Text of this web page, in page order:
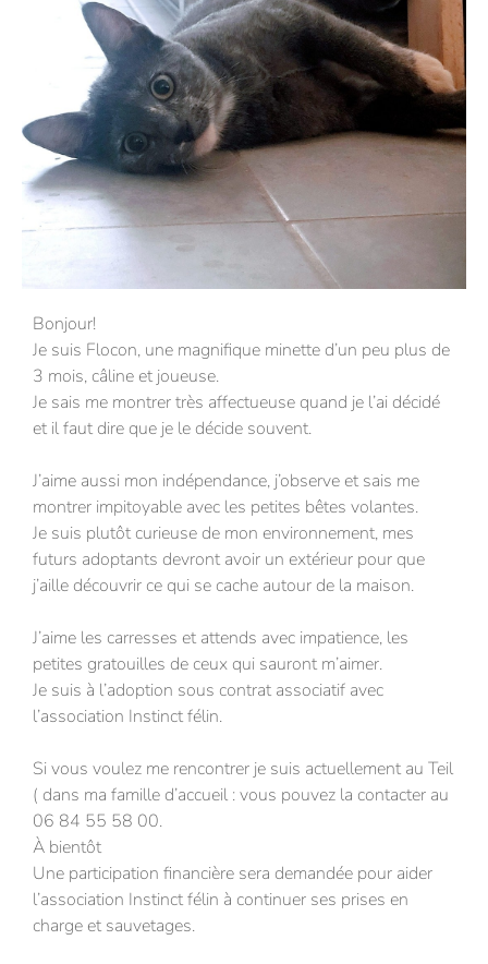
Bonjour!
Je suis Flocon, une magnifique minette d’un peu plus de
3 mois, câline et joueuse.
Je sais me montrer très affectueuse quand je l’ai décidé
et il faut dire que je le décide souvent.
J’aime aussi mon indépendance, j’observe et sais me
montrer impitoyable avec les petites bêtes volantes.
Je suis plutôt curieuse de mon environnement, mes
futurs adoptants devront avoir un extérieur pour que
j’aille découvrir ce qui se cache autour de la maison.
J’aime les carresses et attends avec impatience, les
petites gratouilles de ceux qui sauront m’aimer.
Je suis à l’adoption sous contrat associatif avec
l’association Instinct félin.
Si vous voulez me rencontrer je suis actuellement au Teil
( dans ma famille d’accueil : vous pouvez la contacter au
06 84 55 58 00.
À bientôt
Une participation financière sera demandée pour aider
l’association Instinct félin à continuer ses prises en
charge et sauvetages.